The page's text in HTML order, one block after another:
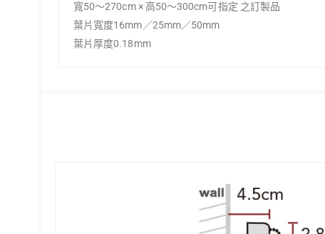
寬50～270cm × 高50～300cm可指定 之訂製品
葉片寬度16mm／25mm／50mm
葉片厚度0.18mm